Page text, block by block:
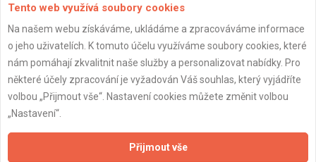
Tento web využívá soubory cookies
Na našem webu získáváme, ukládáme a zpracováváme informace
o jeho uživatelích. K tomuto účelu využíváme soubory cookies, které
nám pomáhají zkvalitnit naše služby a personalizovat nabídky. Pro
některé účely zpracování je vyžadován Váš souhlas, který vyjádříte
volbou „Přijmout vše“. Nastavení cookies můžete změnit volbou
„Nastavení“.
Přijmout vše